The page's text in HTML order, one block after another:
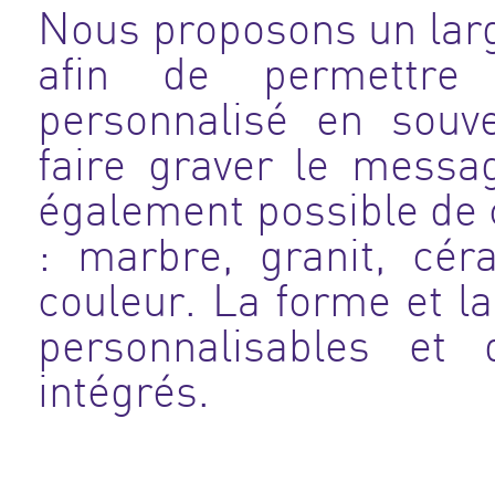
Nous proposons un
afin de
personnalisé en
faire graver le
également possible
: marbre, granit,
couleur. La forme et
personnalisables
intégrés.